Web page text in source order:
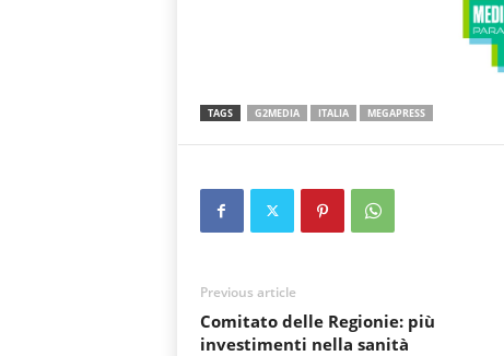
TAGS G2MEDIA ITALIA MEGAPRESS
Previous article
Comitato delle Regionie: più
investimenti nella sanità